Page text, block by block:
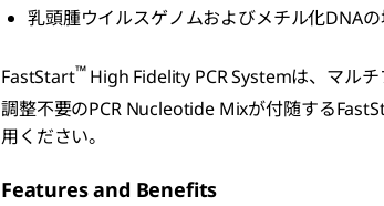
乳頭腫ウイルスゲノムおよびメチル化DNA
FastStart™High Fidelity PCR Systemは、マルチ
調整不要のPCR Nucleotide Mixが付随する
用ください。
Features and Benefits